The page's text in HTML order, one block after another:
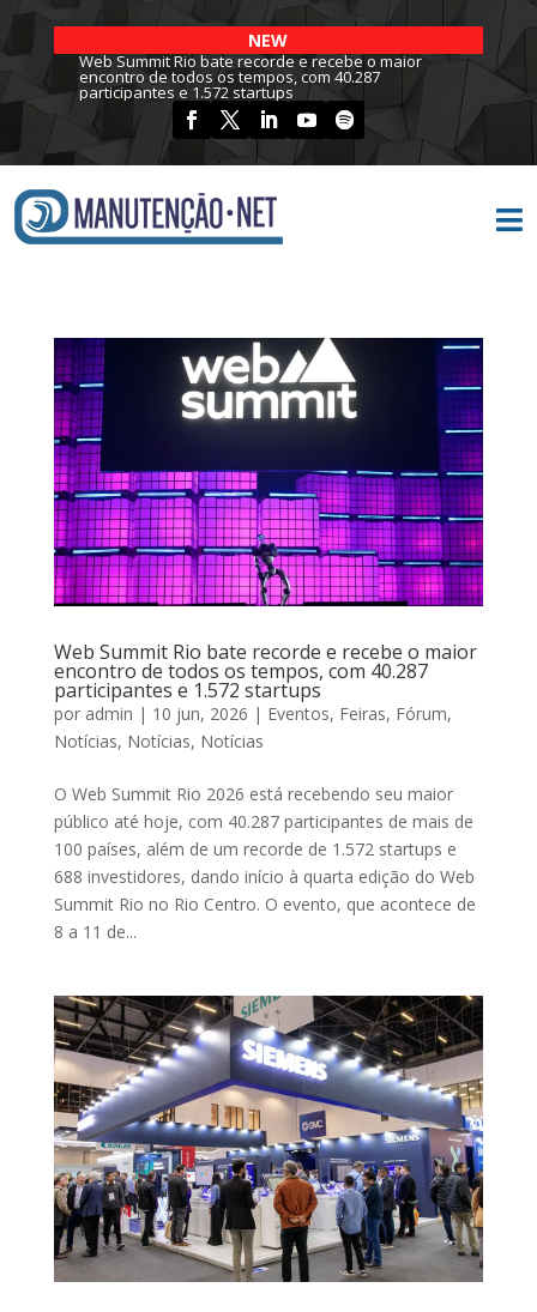
NEW
Web Summit Rio bate recorde e recebe o maior
encontro de todos os tempos, com 40.287
participantes e 1.572 startups

Web Summit Rio bate recorde e recebe o maior
encontro de todos os tempos, com 40.287
participantes e 1.572 startups
por admin | 10 jun, 2026 | Eventos, Feiras, Fórum,
Notícias, Notícias, Notícias
O Web Summit Rio 2026 está recebendo seu maior
público até hoje, com 40.287 participantes de mais de
100 países, além de um recorde de 1.572 startups e
688 investidores, dando início à quarta edição do Web
Summit Rio no Rio Centro. O evento, que acontece de
8 a 11 de...